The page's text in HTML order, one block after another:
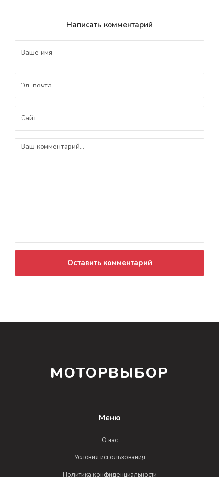
Написать комментарий
Оставить комментарий
МОТОРВЫБОР
Меню
О нас
Условия использования
Политика конфиденциальности